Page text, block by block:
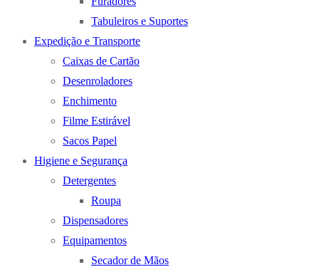
Tabuleiros e Suportes
Expedição e Transporte
Caixas de Cartão
Desenroladores
Enchimento
Filme Estirável
Sacos Papel
Higiene e Segurança
Detergentes
Roupa
Dispensadores
Equipamentos
Secador de Mãos